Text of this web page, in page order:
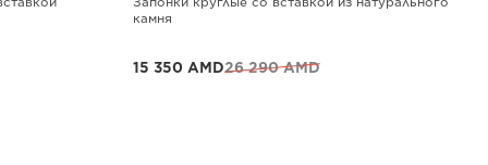
камня
15 350 AMD26 290 AMD